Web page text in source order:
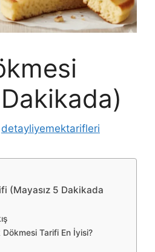
detayliyemektarifleri
(Mayasız 5 Dakikada
Dökmesi Tarifi En İyisi?